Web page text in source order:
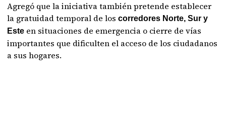
Agregó que la iniciativa también pretende establecer
la gratuidad temporal de loscorredores Norte, Sur y
Este en situaciones de emergencia o cierre de vías
importantes que dificulten el acceso de los ciudadanos
a sus hogares.